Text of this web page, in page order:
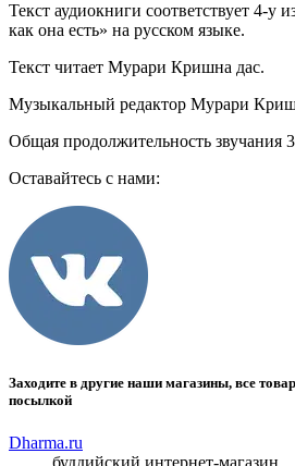
Текст аудиокниги соответствует 4-у
как она есть» на русском языке.
Текст читает Мурари Кришна дас.
Музыкальный редактор Мурари
Общая продолжительность звучания
Оставайтесь с нами:
Заходите в другие наши магазины, все
посылкой
Dharma.ru
буддийский интернет-магазин